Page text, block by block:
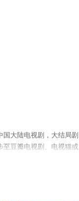
大陆电视剧，大结局剧
至豆瓣电视剧、电视猫或